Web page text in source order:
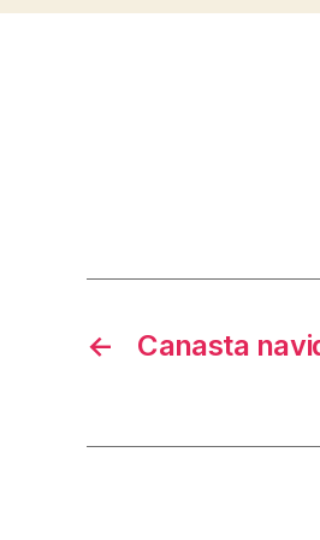
← Canasta